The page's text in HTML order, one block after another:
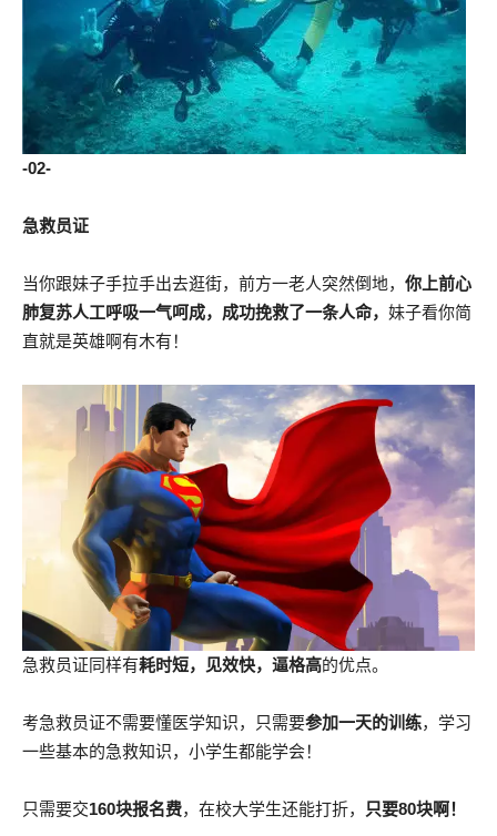
-02-
急救员证
当你跟妹子手拉手出去逛街，前方一老人突然倒地， 你上前心
肺复苏人工呼吸一气呵成，成功挽救了一条人命， 妹子看你简
直就是英雄啊有木有！
急救员证同样有耗时短，见效快，逼格高的优点。
考急救员证不需要懂医学知识，只需要参加一天的训练，学习
一些基本的急救知识，小学生都能学会！
只需要交160块报名费，在校大学生还能打折， 只要80块啊！